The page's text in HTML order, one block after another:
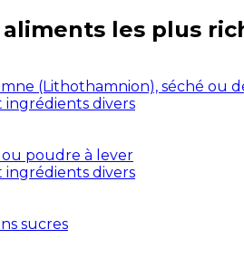
aliments les plus
(Lithothamnion), séché ou
ingrédients divers
poudre à lever
ingrédients divers
sucres